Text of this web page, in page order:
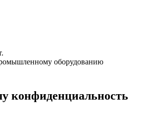
.
оборудованию
конфиденциальность